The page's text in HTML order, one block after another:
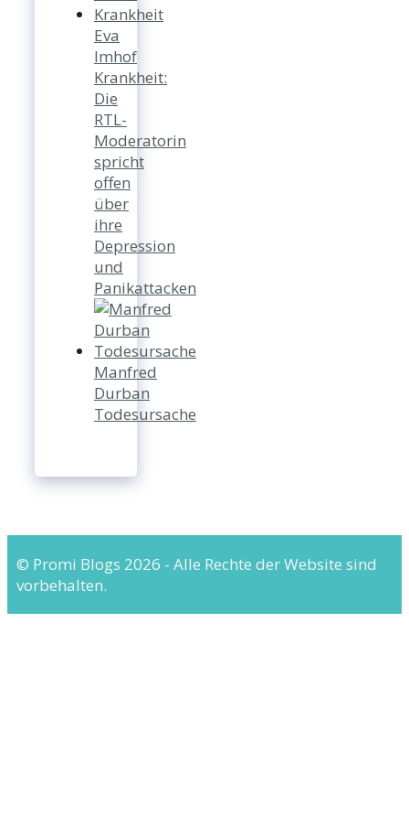
Eva
Imhof
Krankheit:
Die
RTL-
Moderatorin
spricht
offen
über
ihre
Depression
und
Panikattacken
Manfred
Durban
Todesursache
© Promi Blogs 2026 - Alle Rechte der Website sind
vorbehalten.